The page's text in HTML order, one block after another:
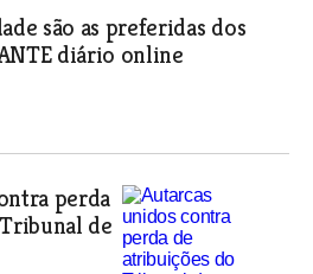
são as preferidas dos
diário online
perda
de